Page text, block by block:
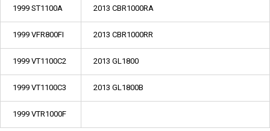
1999 ST1100A 2013 CBR1000RA
1999 VFR800FI 2013 CBR1000RR
1999 VT1100C2 2013 GL1800
1999 VT1100C3 2013 GL1800B
1999 VTR1000F